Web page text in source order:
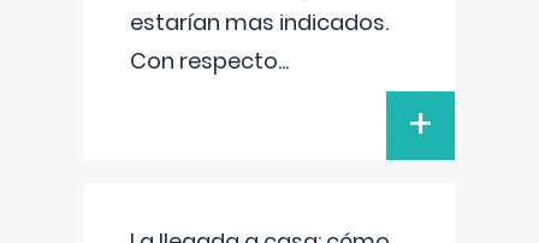
estarían mas indicados.
Con respecto...
+